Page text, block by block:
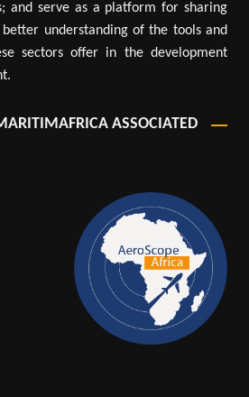
and serve as a platform for sharing
understanding of the tools and
sectors offer in the development
ASSOCIATED